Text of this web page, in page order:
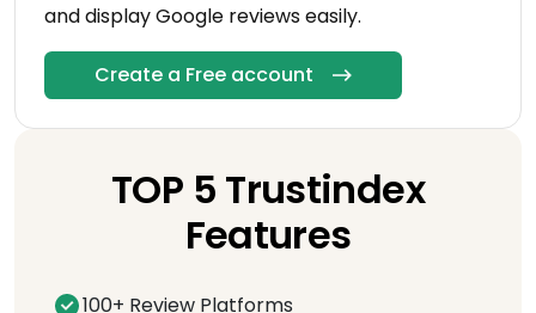
and display Google reviews easily.
Create a Free account
TOP 5 Trustindex
Features
100+ Review Platforms